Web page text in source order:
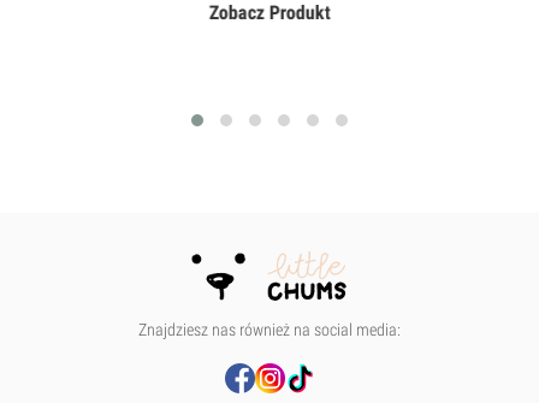
Zobacz Produkt
Znajdziesz nas również na social media: